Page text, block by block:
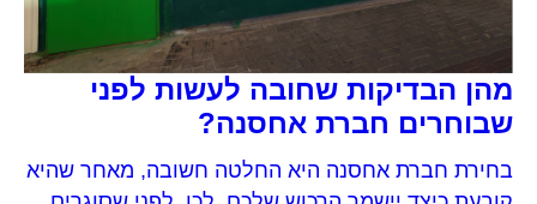
מהן הבדיקות שחובה לעשות לפני
שבוחרים חברת אחסנה?
בחירת חברת אחסנה היא החלטה חשובה, מאחר שהיא